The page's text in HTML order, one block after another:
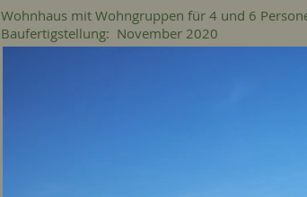
Wohnhaus mit Wohngruppen für 4 und 6
Baufertigstellung: November 2020